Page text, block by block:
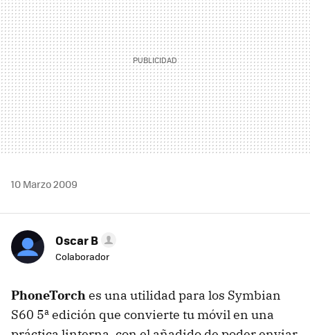
10 Marzo 2009
Oscar B
Colaborador
PhoneTorches una utilidad para los Symbian
S60 5ª edición que convierte tu móvil en una